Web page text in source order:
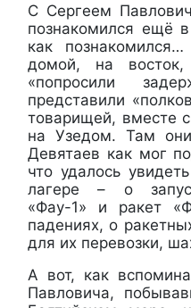
С Сергеем
познакомился ещё
как
домой, на
«попросили
представили
товарищей, вместе
на Узедом. Там
Девятаев как мог
что удалось
лагере – о
«Фау-1» и ракет
падениях, о
для их перевозки,
А вот, как
Павловича,